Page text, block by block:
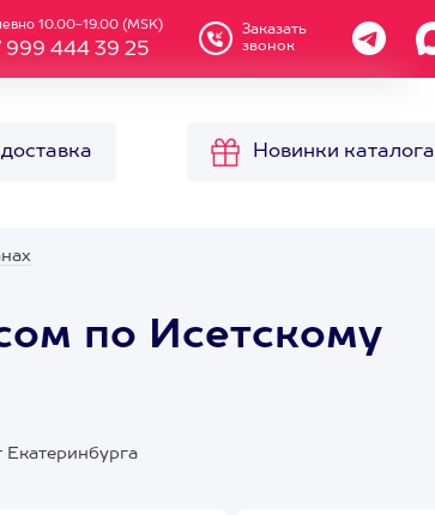
10.00-19.00 (MSK)
999 444 39 25
Заказать
звонок
Новинки каталога
по Исетскому
Екатеринбурга